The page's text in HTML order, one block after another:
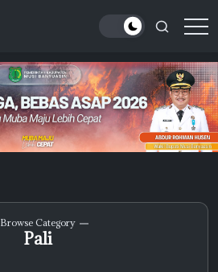
Browse Category
Pali